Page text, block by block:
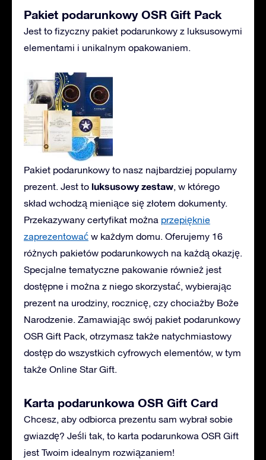
Pakiet podarunkowy OSR Gift Pack
Jest to fizyczny pakiet podarunkowy z luksusowymi
elementami i unikalnym opakowaniem.
Pakiet podarunkowy to nasz najbardziej popularny
prezent. Jest to luksusowy zestaw, w którego
skład wchodzą mieniące się złotem dokumenty.
Przekazywany certyfikat można przepięknie
zaprezentować w każdym domu. Oferujemy 16
różnych pakietów podarunkowych na każdą okazję.
Specjalne tematyczne pakowanie również jest
dostępne i można z niego skorzystać, wybierając
prezent na urodziny, rocznicę, czy chociażby Boże
Narodzenie. Zamawiając swój pakiet podarunkowy
OSR Gift Pack, otrzymasz także natychmiastowy
dostęp do wszystkich cyfrowych elementów, w tym
także Online Star Gift.
Karta podarunkowa OSR Gift Card
Chcesz, aby odbiorca prezentu sam wybrał sobie
gwiazdę? Jeśli tak, to karta podarunkowa OSR Gift
jest Twoim idealnym rozwiązaniem!